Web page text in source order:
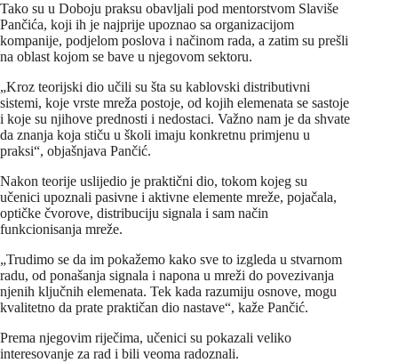
Tako su u Doboju praksu obavljali pod mentorstvom Slaviše
Pančića, koji ih je najprije upoznao sa organizacijom
kompanije, podjelom poslova i načinom rada, a zatim su prešli
na oblast kojom se bave u njegovom sektoru.
„Kroz teorijski dio učili su šta su kablovski distributivni
sistemi, koje vrste mreža postoje, od kojih elemenata se sastoje
i koje su njihove prednosti i nedostaci. Važno nam je da shvate
da znanja koja stiču u školi imaju konkretnu primjenu u
praksi“, objašnjava Pančić.
Nakon teorije uslijedio je praktični dio, tokom kojeg su
učenici upoznali pasivne i aktivne elemente mreže, pojačala,
optičke čvorove, distribuciju signala i sam način
funkcionisanja mreže.
„Trudimo se da im pokažemo kako sve to izgleda u stvarnom
radu, od ponašanja signala i napona u mreži do povezivanja
njenih ključnih elemenata. Tek kada razumiju osnove, mogu
kvalitetno da prate praktičan dio nastave“, kaže Pančić.
Prema njegovim riječima, učenici su pokazali veliko
interesovanje za rad i bili veoma radoznali.